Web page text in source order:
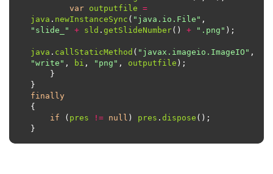
var outputfile =
java . newInstanceSync ( "java.io.File"
"slide_"
+ sld . getSlideNumber() + ".png"
java . callStaticMethod ( "javax.imageio.ImageIO"
"write" , bi , "png" , outputfile
finally
if ( pres != null ) pres . dispose